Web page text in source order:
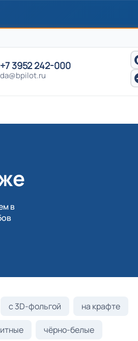
+7 3952 242-000
da@bpilot.ru
в
с 3D-фольгой на крафте
чёрно-белые